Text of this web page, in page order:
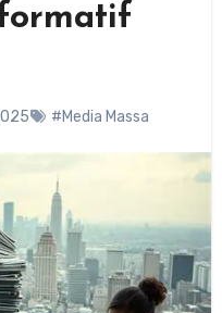
#Media Massa